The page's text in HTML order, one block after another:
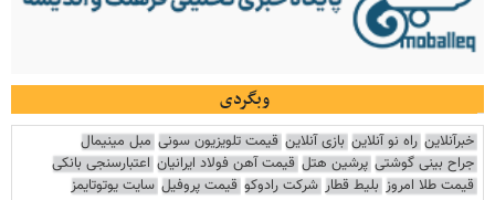
وبگردی
خبرآنلاین راه نو آنلاین بازی آنلاین قیمت تلویزیون سونی مبل مینیمال
جراح بینی گوشتی پرشین هتل قیمت آهن فولاد ایرانیان اعتبارسنجی بانکی
قیمت طلا امروز بلیط قطار شرکت رادوکو قیمت پروفیل سایت یوتوتایمز